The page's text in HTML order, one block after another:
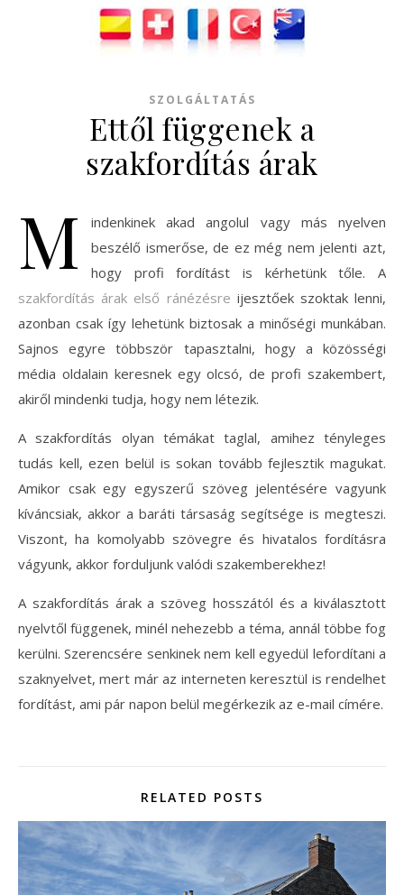
SZOLGÁLTATÁS
Ettől függenek a
szakfordítás árak
M
indenkinek akad angolul vagy más nyelven
beszélő ismerőse, de ez még nem jelenti azt,
hogy profi fordítást is kérhetünk tőle. A
szakfordítás árak első ránézésre ijesztőek szoktak lenni,
azonban csak így lehetünk biztosak a minőségi munkában.
Sajnos egyre többször tapasztalni, hogy a közösségi
média oldalain keresnek egy olcsó, de profi szakembert,
akiről mindenki tudja, hogy nem létezik.
A szakfordítás olyan témákat taglal, amihez tényleges
tudás kell, ezen belül is sokan tovább fejlesztik magukat.
Amikor csak egy egyszerű szöveg jelentésére vagyunk
kíváncsiak, akkor a baráti társaság segítsége is megteszi.
Viszont, ha komolyabb szövegre és hivatalos fordításra
vágyunk, akkor forduljunk valódi szakemberekhez!
A szakfordítás árak a szöveg hosszától és a kiválasztott
nyelvtől függenek, minél nehezebb a téma, annál többe fog
kerülni. Szerencsére senkinek nem kell egyedül lefordítani a
szaknyelvet, mert már az interneten keresztül is rendelhet
fordítást, ami pár napon belül megérkezik az e-mail címére.
RELATED POSTS